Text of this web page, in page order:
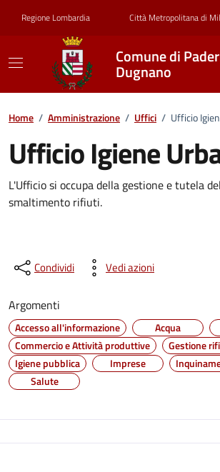
Regione Lombardia Città Metropolitana di
Comune di
Dugnano
Dettagli dell'ufficio
Home / Amministrazione / Uffici / Ufficio
Ufficio Igiene
L'Ufficio si occupa della gestione e tutela
smaltimento rifiuti.
Condividi Vedi azioni
Argomenti
Accesso all'informazione Acqua
Commercio e Attività produttive
Gestione
Igiene pubblica
Imprese
Salute